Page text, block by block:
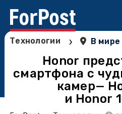
Технологии › В мире
Honor
смартфона с
камер—
и Honor